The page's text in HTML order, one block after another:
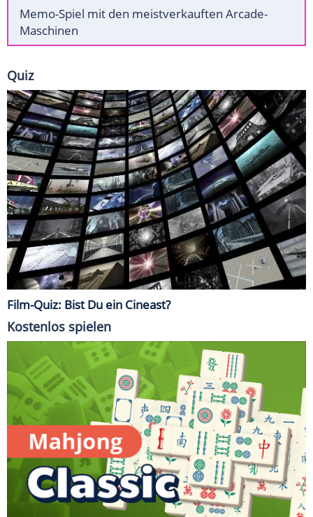
Memo-Spiel mit den meistverkauften Arcade-
Maschinen
Quiz
Film-Quiz: Bist Du ein Cineast?
Kostenlos spielen